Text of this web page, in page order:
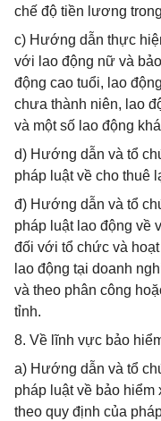
chế độ tiền lương
c) Hướng dẫn thực
với lao động nữ và
động cao tuổi, lao
chưa thành niên, lao
và một số lao động
d) Hướng dẫn và tổ
pháp luật về cho thuê
đ) Hướng dẫn và tổ
pháp luật lao động về
đối với tổ chức và
lao động tại doanh
và theo phân công
tỉnh.
8. Về lĩnh vực bảo
a) Hướng dẫn và tổ
pháp luật về bảo
theo quy định của